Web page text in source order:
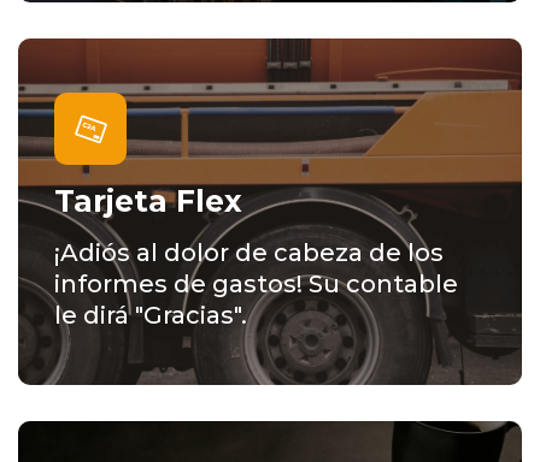
Tarjeta Flex
¡Adiós al dolor de cabeza de los
informes de gastos! Su contable
le dirá "Gracias".